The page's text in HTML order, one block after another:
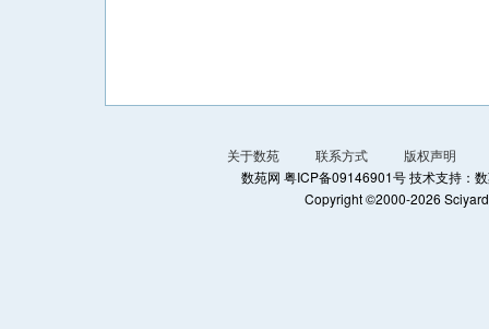
关于数苑 联系方式
版权声明
数苑网 粤ICP备09146901号 技术支持：
Copyright ©2000-2026